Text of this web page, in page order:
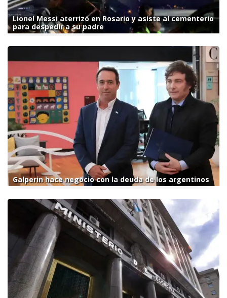
Lionel Messi aterrizó en Rosario y asiste al cementerio
para despedir a su padre
Galperin hace negocio con la deuda de los argentinos